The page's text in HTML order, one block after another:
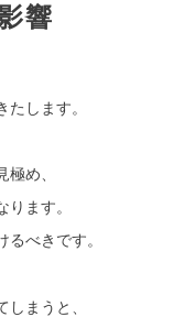
響
します。
め、
ます。
べきです。
まうと、